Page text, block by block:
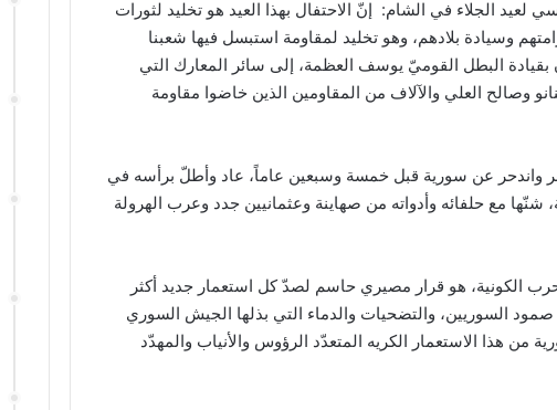
لعيد الجلاء في الشام: إنّ الاحتفال بهذا العيد هو تخليد لثورات
وسيادة بلادهم، وهو تخليد لمقاومة استبسل فيها شعبنا
البطل القوميّ يوسف العظمة، إلى سائر المعارك التي
وصالح العلي والآلاف من المقاومين الذين خاضوا مقاومة
واندحر عن سورية قبل خمسة وسبعين عاماً، عاد وأطلّ برأسه في
شنّها مع حلفائه وأدواته من صهاينة وعثمانيين جدد وعرب الهرولة
الكونية، هو قرار مصيري حاسم لصدّ كل استعمار جديد أكثر
السوريين، والتضحيات والدماء التي بذلها الجيش السوري
هذا الاستعمار الكريه المتعدّد الرؤوس والأنياب والمهدّد